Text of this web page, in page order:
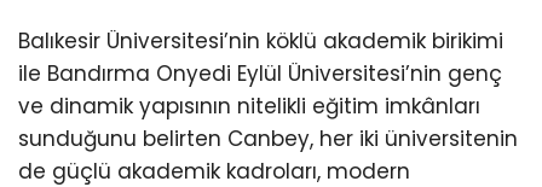
Balıkesir Üniversitesi’nin köklü akademik birikimi
ile Bandırma Onyedi Eylül Üniversitesi’nin genç
ve dinamik yapısının nitelikli eğitim imkânları
sunduğunu belirten Canbey, her iki üniversitenin
de güçlü akademik kadroları, modern